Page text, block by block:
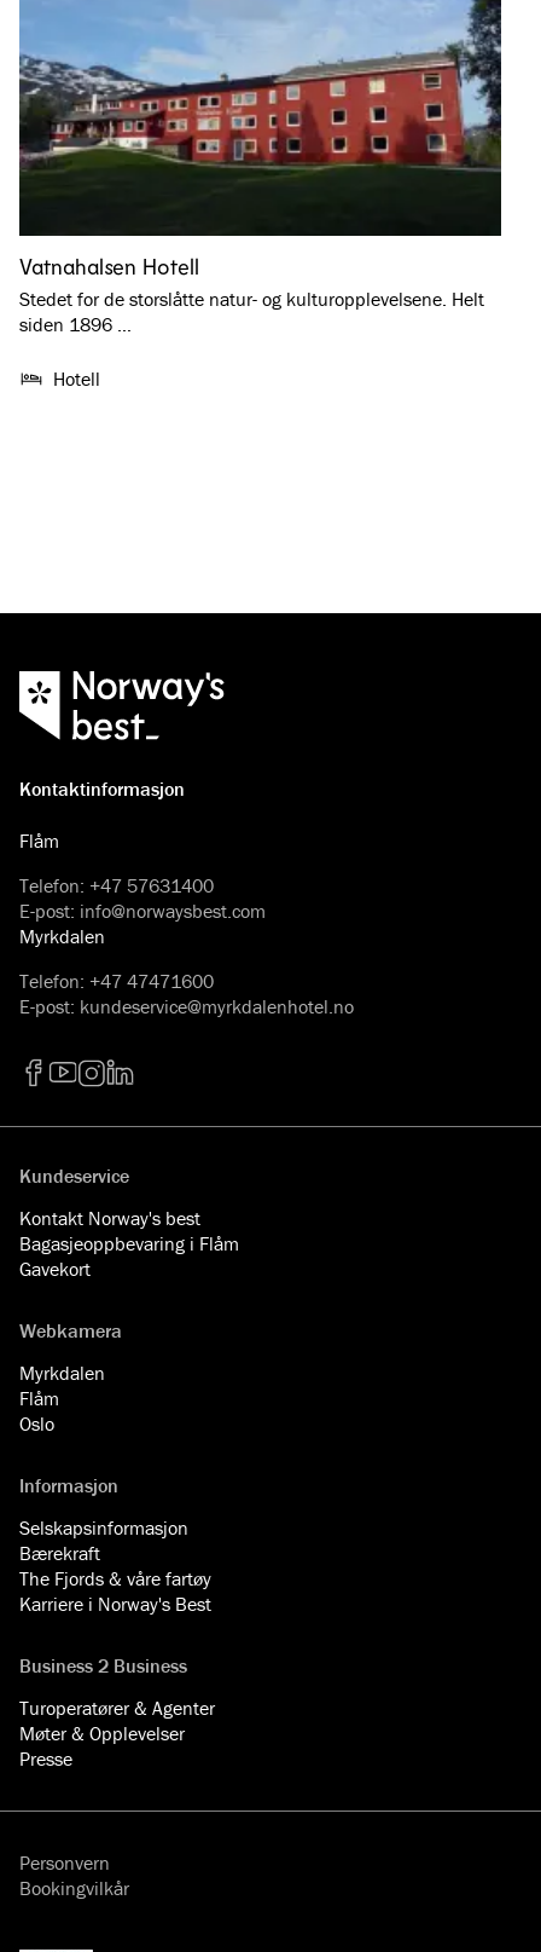
Vatnahalsen Hotell
Stedet for de storslåtte natur- og kulturopplevelsene. Helt
siden 1896 …
Hotell
Kontaktinformasjon
Flåm
Telefon: +47 57631400
E-post: info@norwaysbest.com
Myrkdalen
Telefon: +47 47471600
E-post: kundeservice@myrkdalenhotel.no
Kundeservice
Kontakt Norway's best
Bagasjeoppbevaring i Flåm
Gavekort
Webkamera
Myrkdalen
Flåm
Oslo
Informasjon
Selskapsinformasjon
Bærekraft
The Fjords & våre fartøy
Karriere i Norway's Best
Business 2 Business
Turoperatører & Agenter
Møter & Opplevelser
Presse
Personvern
Bookingvilkår